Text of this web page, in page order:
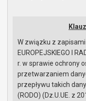
Strona główna
Redakcja
Strona główna
W związku z zapisami
EUROPEJSKIEGO I
r. w sprawie ochrony
przetwarzaniem
przepływu takich
(RODO) (Dz.U.UE. z